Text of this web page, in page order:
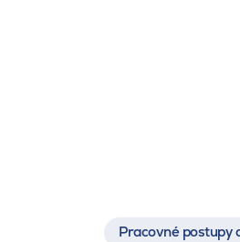
Pracovné postupy